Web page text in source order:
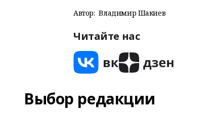
Автор: Владимир Шакиев
Читайте нас
Выбор редакции